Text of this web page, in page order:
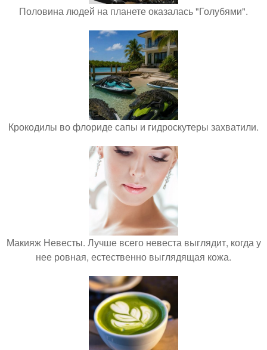
Половина людей на планете оказалась "Голубями".
Крокодилы во флориде сапы и гидроскутеры захватили.
Макияж Невесты. Лучше всего невеста выглядит, когда у
нее ровная, естественно выглядящая кожа.